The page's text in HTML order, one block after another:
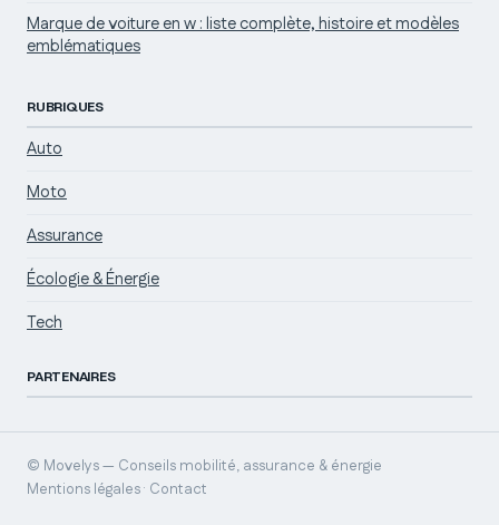
Marque de voiture en w : liste complète, histoire et modèles
emblématiques
RUBRIQUES
Auto
Moto
Assurance
Écologie & Énergie
Tech
PARTENAIRES
© Movelys — Conseils mobilité, assurance & énergie
Mentions légales · Contact